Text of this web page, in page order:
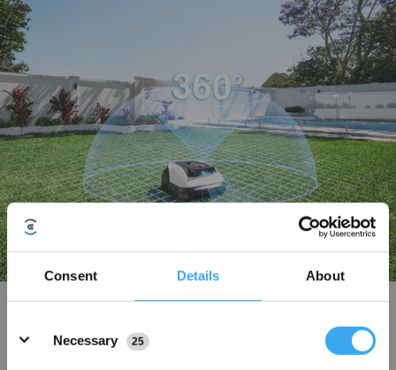
Consent Details About
Necessary
25
LELS™, 3D-ToF LiDAR-verstärkte Visual-Navigation
Das LELS™ Panorama, ein 3D-ToF LiDAR- und Dual-Visual-Fusion-
Navigationssystem sorgt für Zentimeterpositionierung, mühelose